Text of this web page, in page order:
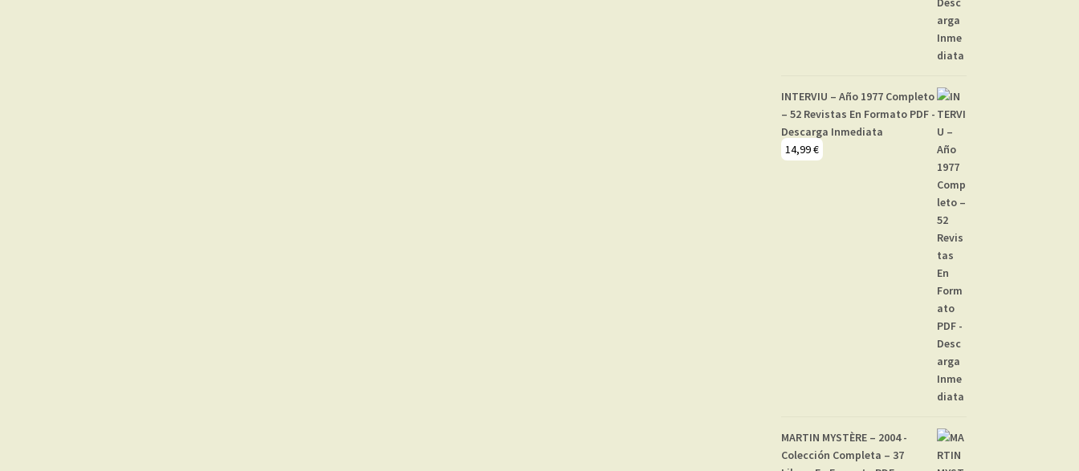
INTERVIU – Año 1977 Completo
– 52 Revistas En Formato PDF -
Descarga Inmediata
14,99€
MARTIN MYSTÈRE – 2004 -
Colección Completa – 37